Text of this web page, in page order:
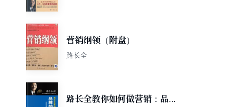
营销纲领（附盘）
路长全
路长全教你如何做营销：品牌